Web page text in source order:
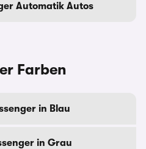
Automatik Autos
Farben
in Blau
in Grau